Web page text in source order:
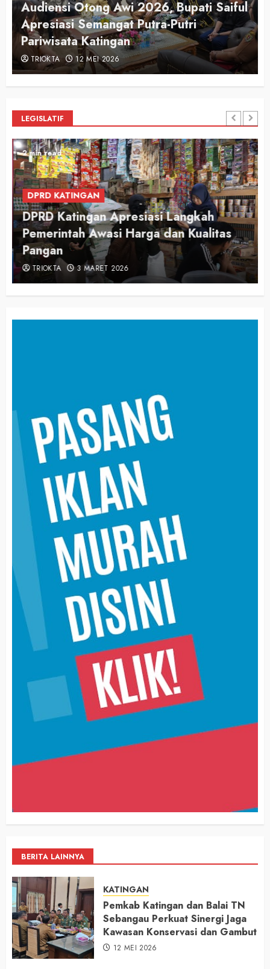
Audiensi Otong Awi 2026, Bupati Saiful
Apresiasi Semangat Putra-Putri
Pariwisata Katingan
TRIOKTA 12 MEI 2026
LEGISLATIF
2 min read
DPRD KATINGAN
DPRD Katingan Apresiasi Langkah
Pemerintah Awasi Harga dan Kualitas
Pangan
TRIOKTA 3 MARET 2026
BERITA LAINNYA
KATINGAN
Pemkab Katingan dan Balai TN
Sebangau Perkuat Sinergi Jaga
Kawasan Konservasi dan Gambut
12 MEI 2026